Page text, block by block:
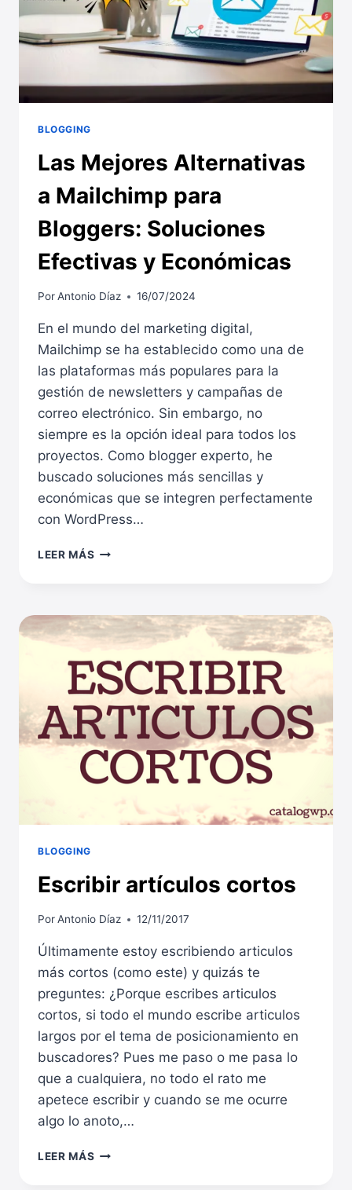
BLOGGING
Las Mejores Alternativas
a Mailchimp para
Bloggers: Soluciones
Efectivas y Económicas
PorAntonio Díaz 16/07/2024
En el mundo del marketing digital,
Mailchimp se ha establecido como una de
las plataformas más populares para la
gestión de newsletters y campañas de
correo electrónico. Sin embargo, no
siempre es la opción ideal para todos los
proyectos. Como blogger experto, he
buscado soluciones más sencillas y
económicas que se integren perfectamente
con WordPress…
LEER MÁS LAS
MAILCHIMP
PARA
SOLUCIONES
EFECTIVAS
ECONÓMICAS
BLOGGING
Escribir artículos cortos
PorAntonio Díaz 12/11/2017
Últimamente estoy escribiendo articulos
más cortos (como este) y quizás te
preguntes: ¿Porque escribes articulos
cortos, si todo el mundo escribe articulos
largos por el tema de posicionamiento en
buscadores? Pues me paso o me pasa lo
que a cualquiera, no todo el rato me
apetece escribir y cuando se me ocurre
algo lo anoto,…
LEER MÁS ESCRIBIR